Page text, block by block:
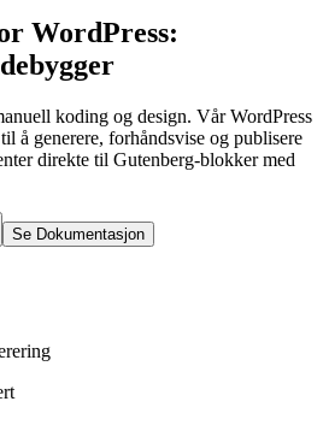
WordPress:
koding og design. Vår WordPress
å generere, forhåndsvise og publisere
direkte til Gutenberg-blokker med
Se Dokumentasjon